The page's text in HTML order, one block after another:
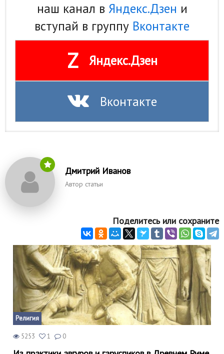
наш канал в Яндекс.Дзен и
вступай в группу Вконтакте
Z Яндекс.Дзен
Вконтакте
Дмитрий Иванов
Автор статьи
Поделитесь или сохраните
Религия
5253 1 0